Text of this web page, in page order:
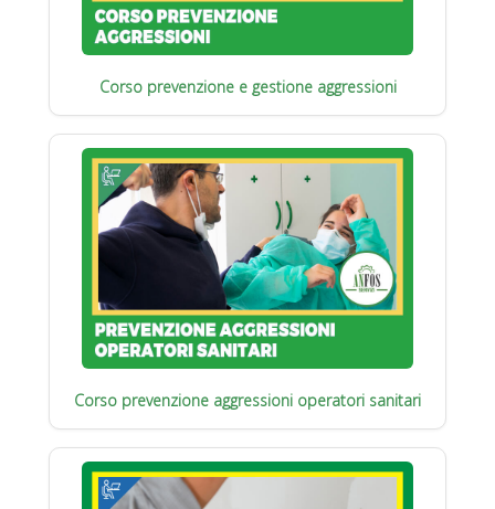
Corso prevenzione e gestione aggressioni
Corso prevenzione aggressioni operatori sanitari